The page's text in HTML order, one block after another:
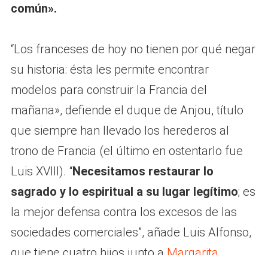
común».
“Los franceses de hoy no tienen por qué negar
su historia: ésta les permite encontrar
modelos para construir la Francia del
mañana», defiende el duque de Anjou, título
que siempre han llevado los herederos al
trono de Francia (el último en ostentarlo fue
Luis XVIII). “Necesitamos restaurar lo
sagrado y lo espiritual a su lugar legítimo; es
la mejor defensa contra los excesos de las
sociedades comerciales”, añade Luis Alfonso,